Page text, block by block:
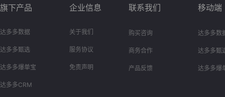
旗下产品
达多多数据
达多多甄选
达多多爆单宝
达多多CRM
企业信息
关于我们
服务协议
免责声明
联系我们
购买咨询
商务合作
产品反馈
移动端
达多多数
达多多甄
达多多爆